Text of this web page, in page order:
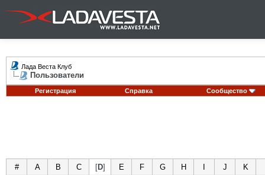
Лада Веста Клуб
Пользователи
Регистрация Справка Сообщество
# A B C [D] E F G H J K